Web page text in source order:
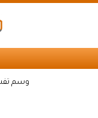
وسم